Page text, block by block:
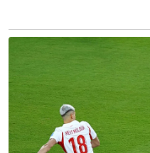
mangsa ketika
balik semasa
Katanya, susulan
sepasukan anggota
Bomba dan
digerakan ke lokasi
menyelamat (SAR).